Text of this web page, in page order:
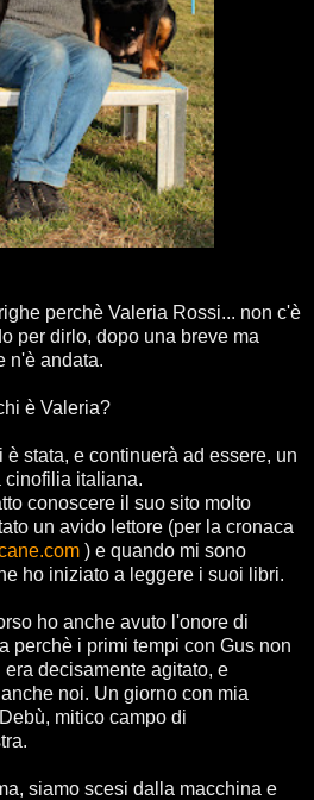
perchè Valeria Rossi... non c'è
per dirlo, dopo una breve ma
n'è andata.
è Valeria?
stata, e continuerà ad essere, un
cinofilia italiana.
conoscere il suo sito molto
un avido lettore (per la cronaca
) e quando mi sono
ho iniziato a leggere i suoi libri.
ho anche avuto l'onore di
perchè i primi tempi con Gus non
decisamente agitato, e
noi. Un giorno con mia
mitico campo di
siamo scesi dalla macchina e